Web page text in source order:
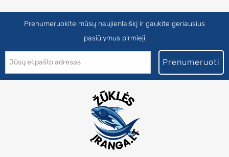
Prenumeruokite mūsų naujienlaiškį ir gaukite geriausius
pasiūlymus pirmieji
Prenumeruoti